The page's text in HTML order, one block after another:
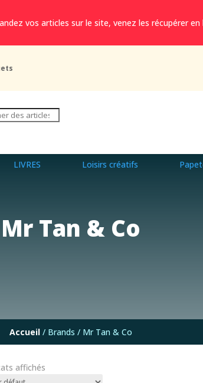
vos articles sur le site, venez les récupérer en
LIVRES Loisirs créatifs
Mr Tan & Co
Accueil / Brands / Mr Tan & Co
affichés